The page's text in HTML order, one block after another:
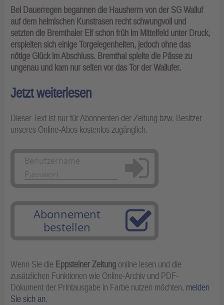
Bei Dauerregen begannen die Hausherrn von der SG Walluf
auf dem heimischen Kunstrasen recht schwungvoll und
setzten die Bremthaler Elf schon früh im Mittelfeld unter Druck,
erspielten sich einige Torgelegenheiten, jedoch ohne das
nötige Glück im Abschluss. Bremthal spielte die Pässe zu
ungenau und kam nur selten vor das Tor der Wallufer.
Jetzt weiterlesen
Dieser Text ist nur für Abonnenten der Zeitung bzw. Besitzer
unseres Online-Abos kostenlos zugänglich.
Anmelden
Abonnement
bestellen
Wenn Sie die Eppsteiner Zeitung online lesen und die
zusätzlichen Funktionen wie Online-Archiv und PDF-
Dokument der Printausgabe in Farbe nutzen möchten, melden
Sie sich an.